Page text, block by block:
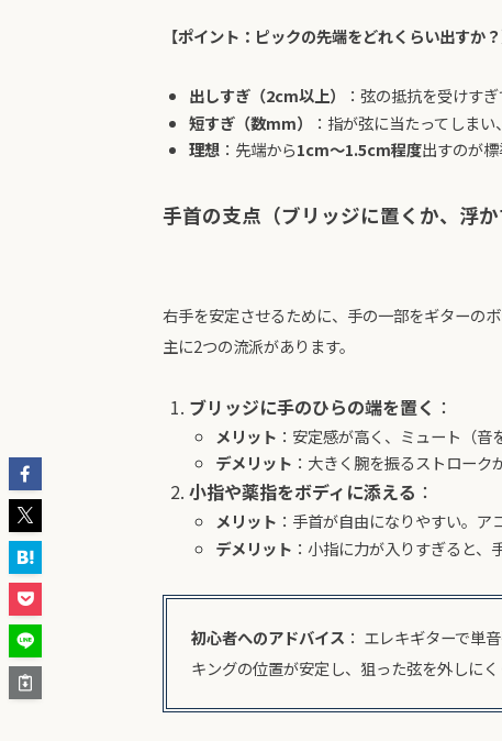
【ポイント：ピックの先端をどれくらい出すか？
出しすぎ（2cm以上）
：弦の抵抗を受けす
短すぎ（数mm）
：指が弦に当たってしま
理想 ：先端から1cm〜1.5cm程度出すのが標
手首の支点（ブリッジに置くか、浮か
右手を安定させるために、手の一部をギターの
主に2つの流派があります。
ブリッジに手のひらの端を置く ：
メリット ：安定感が高く、ミュート（音
デメリット ：大きく腕を振るストローク
小指や薬指をボディに添える ：
メリット ：手首が自由になりやすい。ア
デメリット ：小指に力が入りすぎると、
初心者へのアドバイス ： エレキギターで単
キングの位置が安定し、狙った弦を外しにく